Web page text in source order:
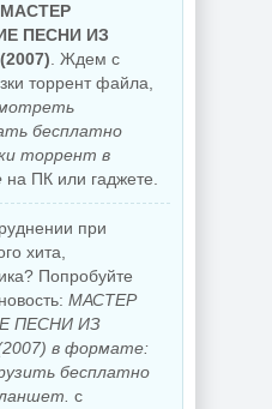
МАСТЕР
ПЕСНИ ИЗ
. Ждем с
торрент файла,
бесплатно
торрент в
на ПК или гаджете.
при
хита,
Попробуйте
МАСТЕР
ПЕСНИ ИЗ
в формате:
бесплатно
с